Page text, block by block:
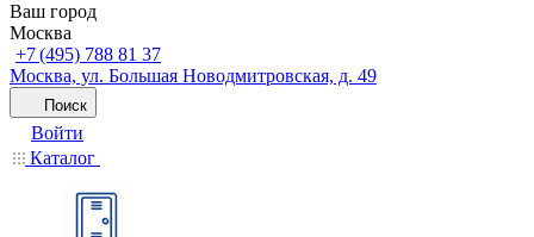
Ваш город
Москва
+7 (495) 788 81 37
Москва, ул. Большая Новодмитровская, д. 49
Поиск
Войти
Каталог